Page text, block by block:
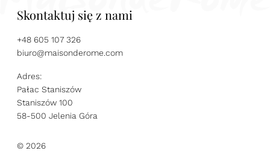
Skontaktuj się z nami
+48 605 107 326
biuro@maisonderome.com
Adres:
Pałac Staniszów
Staniszów 100
58-500 Jelenia Góra
© 2026